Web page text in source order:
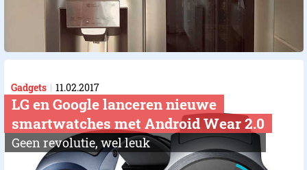
Gadgets 11.02.2017
LG en Google lanceren nieuwe
smartwatches met Android Wear 2.0
Geen revolutie, wel leuk